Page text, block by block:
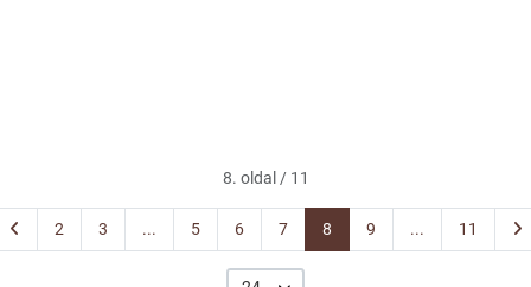
8. oldal / 11
2 3 ... 5 6 7 8 9 ... 11